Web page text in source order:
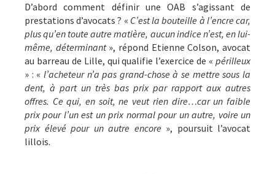
D’abord comment définir une OAB s’agissant de
prestations d’avocats ? « C’est la bouteille à l’encre car,
plus qu’en toute autre matière, aucun indice n’est, en lui-
même, déterminant», répond Etienne Colson, avocat
au barreau de Lille, qui qualifie l’exercice de « périlleux
» : « l’acheteur n’a pas grand-chose à se mettre sous la
dent, à part un très bas prix par rapport aux autres
offres. Ce qui, en soit, ne veut rien dire…car un faible
prix pour l’un est un prix normal pour un autre, voire un
prix élevé pour un autre encore », poursuit l’avocat
lillois.